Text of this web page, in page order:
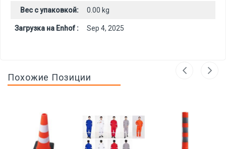
Вес с упаковкой: 0.00 kg
Загрузка на Enhof : Sep 4, 2025
Похожие Позиции